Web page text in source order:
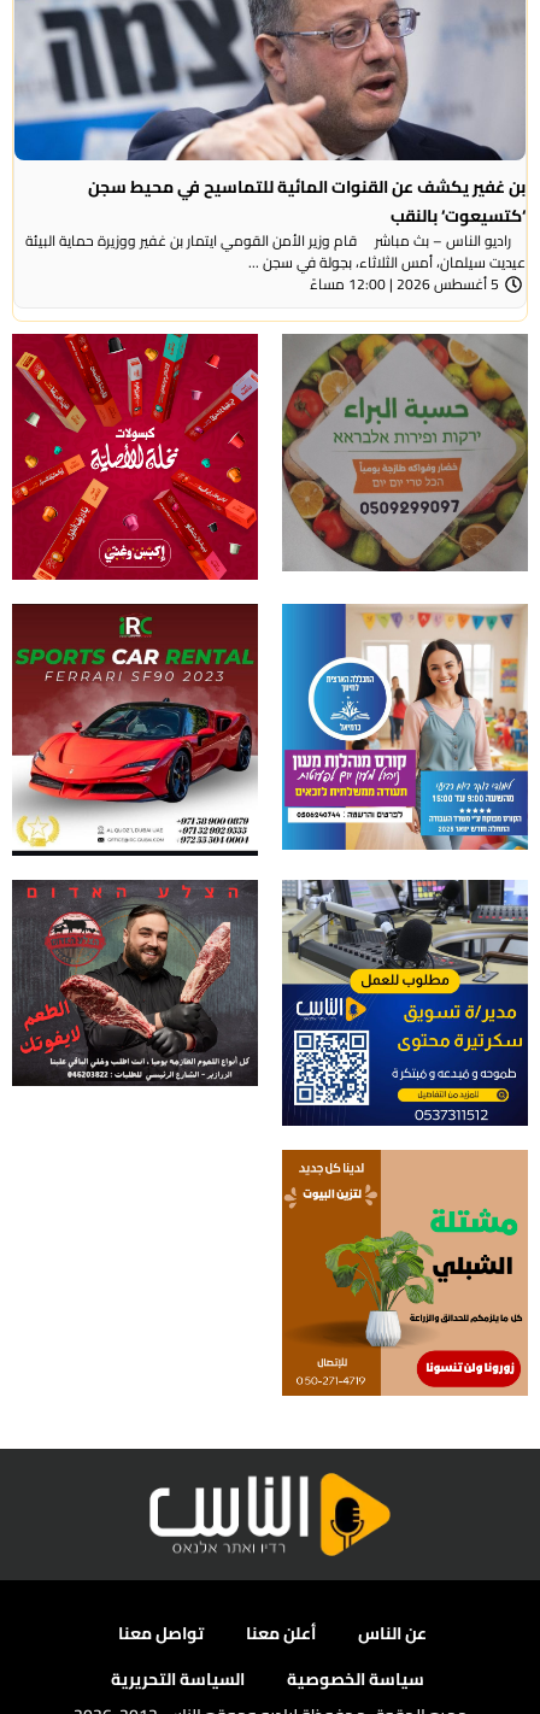
بن غفير يكشف عن القنوات المائية للتماسيح في محيط سجن
‘كتسيعوت‘ بالنقب
راديو الناس – بث مباشر قام وزير الأمن القومي ايتمار بن غفير ووزيرة حماية البيئة
عيديت سيلمان، أمس الثلاثاء، بجولة في سجن ...
5 أغسطس 2026 | 12:00 مساءً
عن الناس أعلن معنا
تواصل معنا
سياسة الخصوصية
السياسة التحريرية